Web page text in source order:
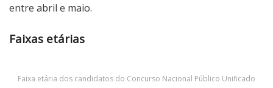
entre abril e maio.
Faixas etárias
Faixa etária dos candidatos do Concurso Nacional Público Unificado